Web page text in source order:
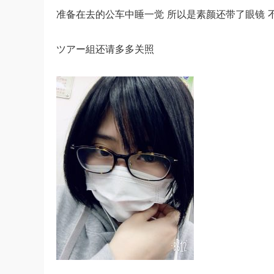
准备在去的公车中睡一觉 所以是素颜还带了眼镜
ツアー組还请多多关照